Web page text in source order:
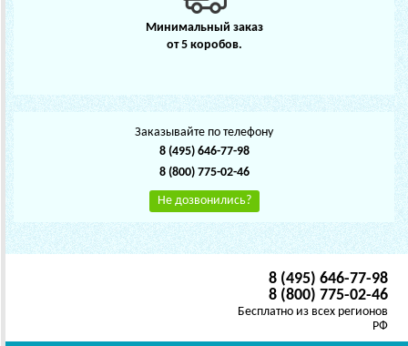
Минимальный заказ
от 5 коробов.
Заказывайте по телефону
8 (495) 646-77-98
8 (800) 775-02-46
Не дозвонились?
8 (495) 646-77-98
8 (800) 775-02-46
Бесплатно из всех регионов
РФ